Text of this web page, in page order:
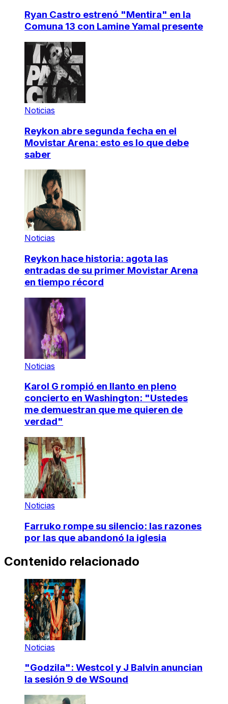
Ryan Castro estrenó "Mentira" en la
Comuna 13 con Lamine Yamal presente
Noticias
Reykon abre segunda fecha en el
Movistar Arena: esto es lo que debe
saber
Noticias
Reykon hace historia: agota las
entradas de su primer Movistar Arena
en tiempo récord
Noticias
Karol G rompió en llanto en pleno
concierto en Washington: "Ustedes
me demuestran que me quieren de
verdad"
Noticias
Farruko rompe su silencio: las razones
por las que abandonó la iglesia
Contenido relacionado
Noticias
"Godzila": Westcol y J Balvin anuncian
la sesión 9 de WSound